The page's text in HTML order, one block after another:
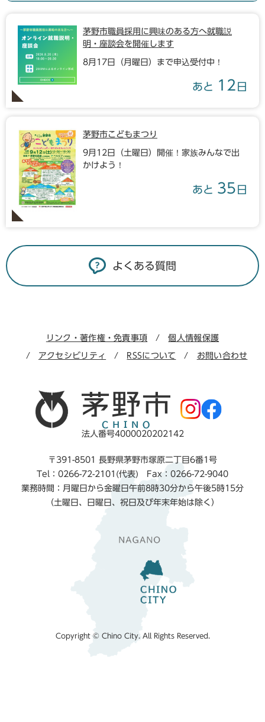
茅野市職員採用に興味のある方へ就職説
明・座談会を開催します
8月17日（月曜日）まで申込受付中！
あと 12 日
茅野市こどもまつり
9月12日（土曜日）開催！家族みんなで出
かけよう！
あと 35 日
よくある質問
リンク・著作権・免責事項 個人情報保護
アクセシビリティ RSSについて お問い合わせ
法人番号4000020202142
〒391-8501 長野県茅野市塚原二丁目6番1号
Tel：0266-72-2101(代表) Fax：0266-72-9040
業務時間：月曜日から金曜日午前8時30分から午後5時15分
（土曜日、日曜日、祝日及び年末年始は除く）
Copyright © Chino City. All Rights Reserved.